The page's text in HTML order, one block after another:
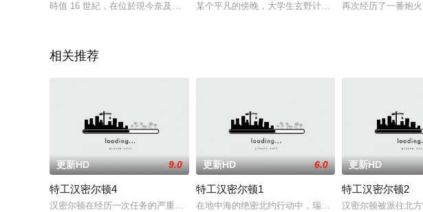
時值 16 世紀，在位於現今奈及利亞扎里亞的扎造王國，阿米娜必須運用自身的軍事技術與戰
某个平凡的傍晚，大学生玄野计（二宫和也 饰）在电车
再次经历了一番炮
相关推荐
更新HD 9.0
特工汉密尔顿4
汉密尔顿在经历一次任务的严重后果后，陷入了自我毁灭的状态。然而，他被说服去执行他
更新HD 6.0
特工汉密尔顿1
在地中海的绝密北约行动中，瑞典攻击潜水员遇害。汉
更新HD
特工汉密尔顿2
汉密尔顿被派往北